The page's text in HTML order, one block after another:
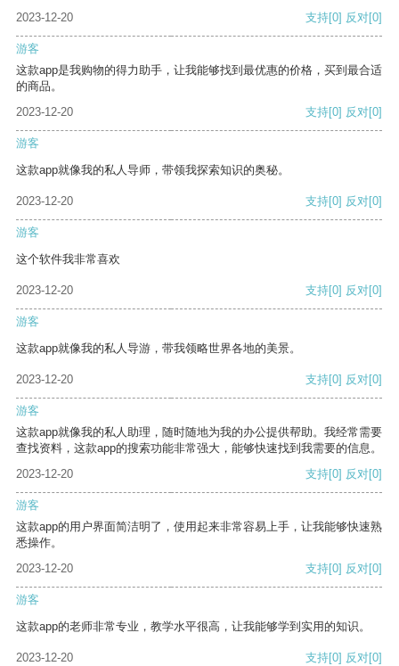
2023-12-20 支持[0] 反对[0]
游客
这款app是我购物的得力助手，让我能够找到最优惠的价格，买到最合适
的商品。
2023-12-20
支持[0] 反对[0]
游客
这款app就像我的私人导师，带领我探索知识的奥秘。
2023-12-20 支持[0] 反对[0]
游客
这个软件我非常喜欢
2023-12-20 支持[0] 反对[0]
游客
这款app就像我的私人导游，带我领略世界各地的美景。
2023-12-20 支持[0] 反对[0]
游客
这款app就像我的私人助理，随时随地为我的办公提供帮助。我经常需要
查找资料，这款app的搜索功能非常强大，能够快速找到我需要的信息。
2023-12-20
支持[0] 反对[0]
游客
这款app的用户界面简洁明了，使用起来非常容易上手，让我能够快速熟
悉操作。
2023-12-20
支持[0] 反对[0]
游客
这款app的老师非常专业，教学水平很高，让我能够学到实用的知识。
2023-12-20 支持[0] 反对[0]